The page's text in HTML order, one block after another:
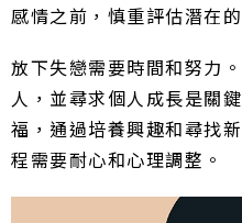
感情之前，慎重評估潛在
放下失戀需要時間和努力
人，並尋求個人成長是關
福，通過培養興趣和尋找
程需要耐心和心理調整。